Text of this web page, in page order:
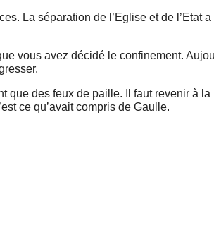
La séparation de l’Eglise et de l’Etat
vous avez décidé le confinement.
que des feux de paille. Il faut revenir à la
ce qu’avait compris de Gaulle.